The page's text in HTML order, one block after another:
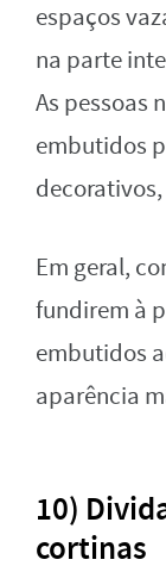
espaços
na parte
As pessoas
embutidos
Em geral,
fundirem à
embutidos
aparência
10)
cortinas